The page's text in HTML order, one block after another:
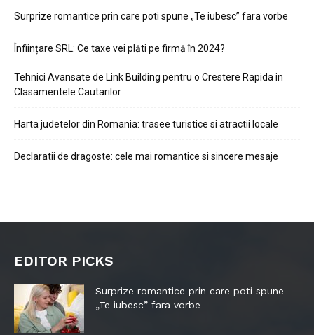
Surprize romantice prin care poti spune „Te iubesc” fara vorbe
Înființare SRL: Ce taxe vei plăti pe firmă în 2024?
Tehnici Avansate de Link Building pentru o Crestere Rapida in
Clasamentele Cautarilor
Harta judetelor din Romania: trasee turistice si atractii locale
Declaratii de dragoste: cele mai romantice si sincere mesaje
EDITOR PICKS
Surprize romantice prin care poti spune
„Te iubesc” fara vorbe